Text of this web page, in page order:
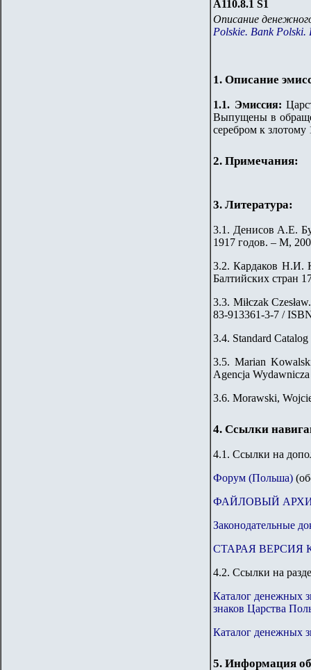
А110.8.1 S1
Описание
Polskie. Bank Polski.
1. Описание
1.1. Эмиссия:
Выпущены в
серебром к злотому
2. Примечания:
3. Литература:
3.1. Денисов А.Е.
1917 годов. – М,
3.2. Кардаков Н.И.
Балтийских стран
3.3. Miłczak
83-913361-3-7 /
3.4. Standard
3.5. Marian
Agencja
3.6. Morawski,
4. Ссылки
4.1. Ссылки на
Форум (Польша)
ФАЙЛОВЫЙ
Законодательные
СТАРАЯ ВЕРСИЯ
4.2. Ссылки на
Каталог денежных
знаков Царства
Каталог денежных
5. Информация